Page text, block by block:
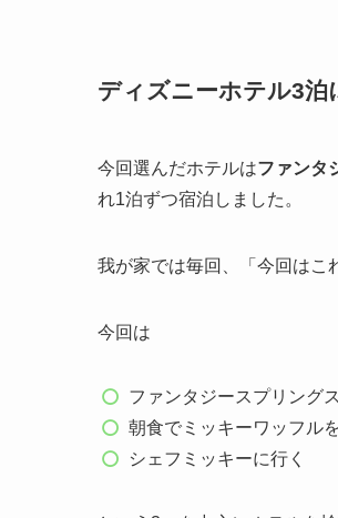
ディズニーホテル3泊
今回選んだホテルはファンタ
れ1泊ずつ宿泊しました。
我が家では毎回、「今回はこ
今回は
ファンタジースプリング
朝食でミッキーワッフル
シェフミッキーに行く